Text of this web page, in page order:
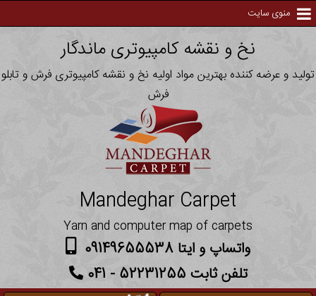
منوی سایت
نخ و نقشه کامپیوتری ماندگار
تولید و عرضه کننده بهترین مواد اولیه نخ و نقشه کامپیوتری فرش و تابلو
فرش
Mandeghar Carpet
Yarn and computer map of carpets
واتساپ و ایتا 09149655538
تلفن ثابت 52231255 - 041